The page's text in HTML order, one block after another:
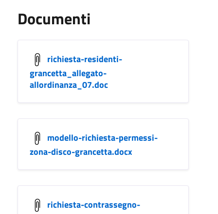
Documenti
richiesta-residenti-
grancetta_allegato-
allordinanza_07.doc
modello-richiesta-permessi-
zona-disco-grancetta.docx
richiesta-contrassegno-